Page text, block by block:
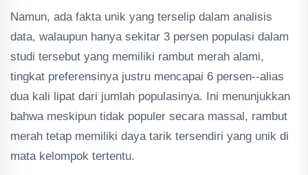
Namun, ada fakta unik yang terselip dalam analisis
data, walaupun hanya sekitar 3 persen populasi dalam
studi tersebut yang memiliki rambut merah alami,
tingkat preferensinya justru mencapai 6 persen--alias
dua kali lipat dari jumlah populasinya. Ini menunjukkan
bahwa meskipun tidak populer secara massal, rambut
merah tetap memiliki daya tarik tersendiri yang unik di
mata kelompok tertentu.